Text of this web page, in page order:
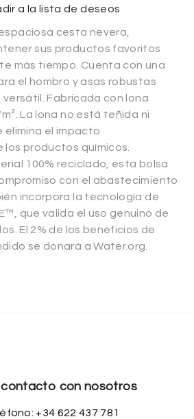
a la lista de deseos
cesta nevera,
sus productos favoritos
más tiempo. Cuenta con una
el hombro y asas robustas
Fabricada con lona
La lona no está teñida ni
elimina el impacto
productos químicos.
100% reciclado, esta bolsa
con el abastecimiento
incorpora la tecnología de
que valida el uso genuino de
El 2% de los beneficios de
se donará a Water.org.
contacto con nosotros
+34 622 437 781